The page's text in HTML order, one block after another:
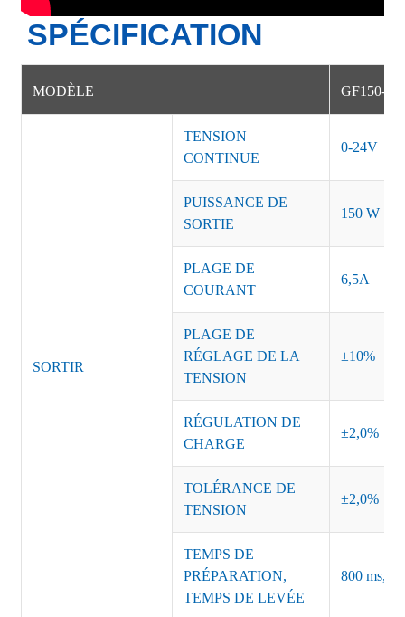
SPÉCIFICATION
MODÈLE GF150-
SORTIR
TENSION
CONTINUE
0-24V
PUISSANCE DE
SORTIE
150 W
PLAGE DE
COURANT
6,5A
PLAGE DE
RÉGLAGE DE LA
TENSION
±10%
RÉGULATION DE
CHARGE
±2,0%
TOLÉRANCE DE
TENSION
±2,0%
TEMPS DE
PRÉPARATION,
TEMPS DE LEVÉE
800 ms,